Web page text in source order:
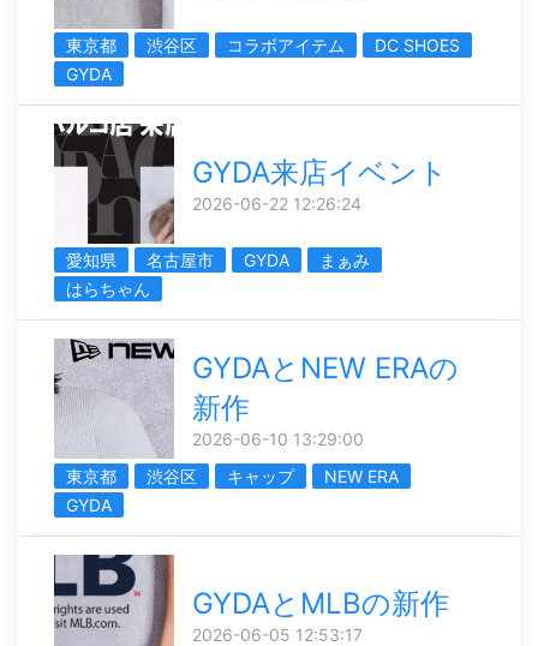
東京都 渋谷区 コラボアイテム
DC SHOES
GYDA
GYDA来店イベント
2026-06-22 12:26:24
愛知県 名古屋市 GYDA
まぁみ
はらちゃん
GYDAとNEW ERAの
新作
2026-06-10 13:29:00
東京都
渋谷区 キャップ
NEW ERA
GYDA
GYDAとMLBの新作
2026-06-05 12:53:17